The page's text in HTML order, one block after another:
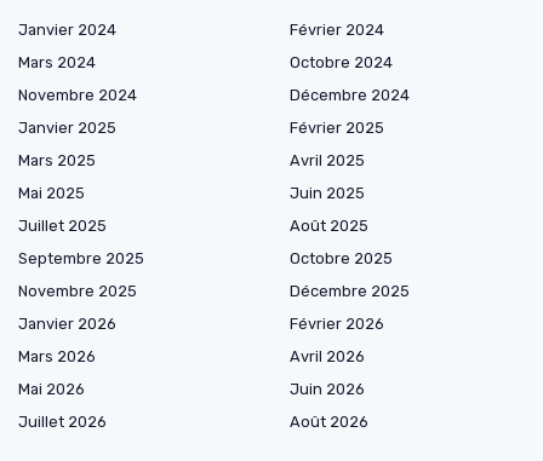
Janvier 2024
Février 2024
Mars 2024
Octobre 2024
Novembre 2024
Décembre 2024
Janvier 2025
Février 2025
Mars 2025
Avril 2025
Mai 2025
Juin 2025
Juillet 2025
Août 2025
Septembre 2025
Octobre 2025
Novembre 2025
Décembre 2025
Janvier 2026
Février 2026
Mars 2026
Avril 2026
Mai 2026
Juin 2026
Juillet 2026
Août 2026